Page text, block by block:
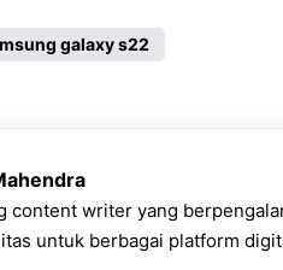
p
L
i
n
k
galaxy s22
content writer yang
untuk berbagai platform